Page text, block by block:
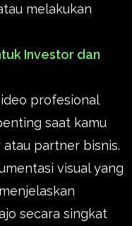
melakukan
Investor dan
profesional
saat kamu
partner bisnis.
visual yang
secara singkat